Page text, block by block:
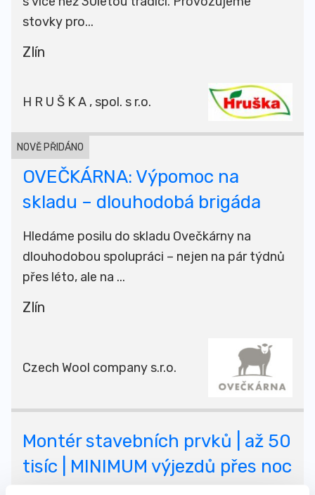
stovky pro...
Zlín
H R U Š K A , spol. s r.o.
NOVĚ PŘIDÁNO
OVEČKÁRNA: Výpomoc na
skladu – dlouhodobá brigáda
Hledáme posilu do skladu Ovečkárny na
dlouhodobou spolupráci – nejen na pár týdnů
přes léto, ale na ...
Zlín
Czech Wool company s.r.o.
Montér stavebních prvků | až 50
tisíc | MINIMUM výjezdů přes noc